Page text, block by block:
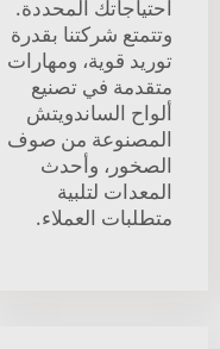
احتياجاتك المحددة.
وتتمتع شركتنا بقدرة
توريد قوية، ومهارات
متقدمة في تصنيع
ألواح الساندويتش
المصنوعة من صوف
الصخور، وأحدث
المعدات لتلبية
متطلبات العملاء.